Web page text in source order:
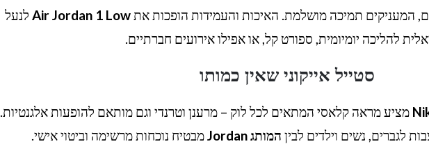
המעניקים תמיכה מושלמת. האיכות והעמידות הופכות אתAir Jordan 1 Lowלנעל
להליכה יומיומית, ספורט קל, או אפילו אירועים חברתיים.
סטייל אייקוני שאין כמותו
מציע מראה קלאסי המתאים לכל לוק – מרענן וטרנדי וגם מותאם להופעות אלגנטיות.
לגברים, נשים וילדים לבין המותג Jordan מבטיח נוכחות מרשימה וביטוי אישי.